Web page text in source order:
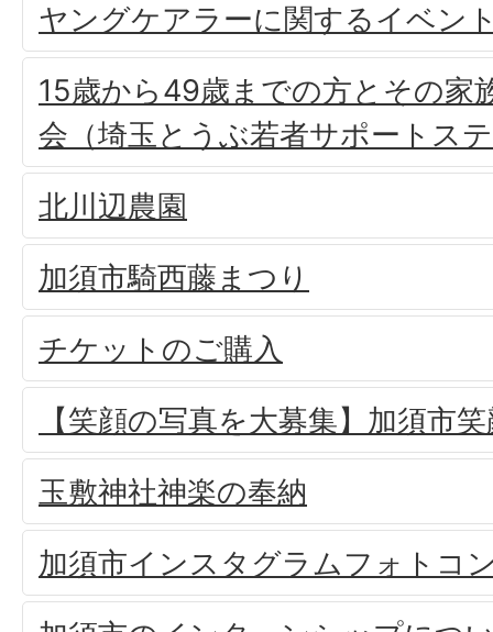
ヤングケアラーに関するイベン
15歳から49歳までの方とその家
会（埼玉とうぶ若者サポートス
北川辺農園
加須市騎西藤まつり
チケットのご購入
【笑顔の写真を大募集】加須市
玉敷神社神楽の奉納
加須市インスタグラムフォトコ